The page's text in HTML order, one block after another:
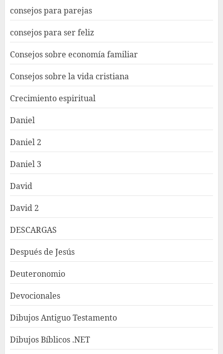
consejos para parejas
consejos para ser feliz
Consejos sobre economía familiar
Consejos sobre la vida cristiana
Crecimiento espiritual
Daniel
Daniel 2
Daniel 3
David
David 2
DESCARGAS
Después de Jesús
Deuteronomio
Devocionales
Dibujos Antiguo Testamento
Dibujos Bíblicos .NET